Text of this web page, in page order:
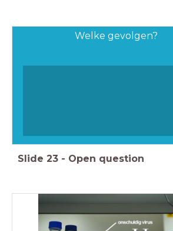
Welke gevolgen?
Slide 23 - Open question